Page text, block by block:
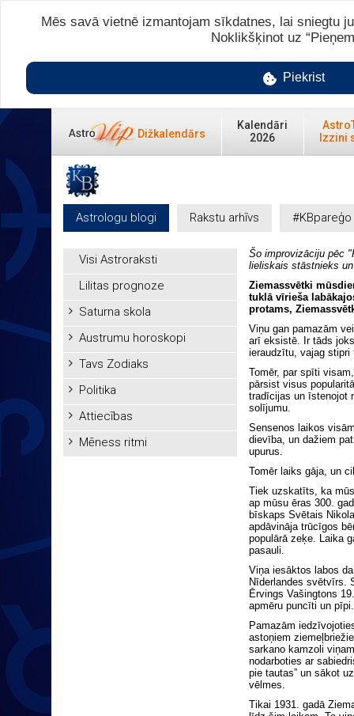
Dižkalendārs
Kalendāri
2026
Izzini
Astrologu blogi Rakstu arhīvs #KBpareģo
Visi Astroraksti
Lilitas prognoze
Saturna skola
Austrumu horoskopi
Tavs Zodiaks
Politika
Attiecības
Mēness ritmi
Šo improvizāciju pēc
lieliskais stāstnieks
Ziemassvētki
tuklā vīrieša
protams,
Viņu gan pamazām
arī eksistē. Ir tāds
ieraudzītu, vajag
Tomēr, par spīti
pārsist visus
tradīcijas un īstenojot
solījumu.
Sensenos laikos
dievība, un dažiem
upurus.
Tomēr laiks gāja, un
Tiek uzskatīts, ka
ap mūsu ēras 300.
bīskaps Svētais
apdāvināja trūcīgos
populārā zeķe. Laika
pasauli.
Viņa iesāktos labos
Nīderlandes svētvīrs.
Ērvings Vašingtons
apmēru puncīti un pīpi.
Pamazām
astoņiem
sarkano kamzoli
nodarboties ar
pie tautas” un sākot
vēlmes.
Tikai 1931. gadā
Mēs savā vietnē izmantojam sīkdatnes, lai sniegtu
Noklikšķinot uz
Piekrist